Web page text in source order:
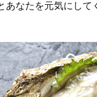
あなたを元気にして